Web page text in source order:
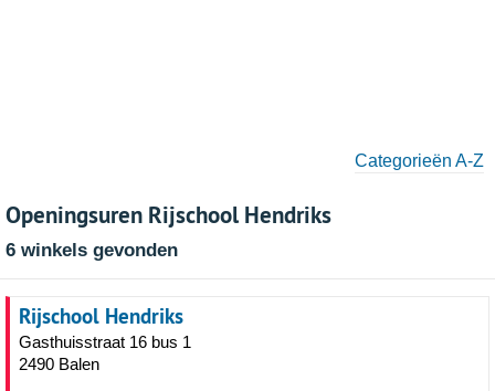
Categorieën A-Z
Openingsuren Rijschool Hendriks
6 winkels gevonden
Rijschool Hendriks
Gasthuisstraat 16 bus 1
2490 Balen